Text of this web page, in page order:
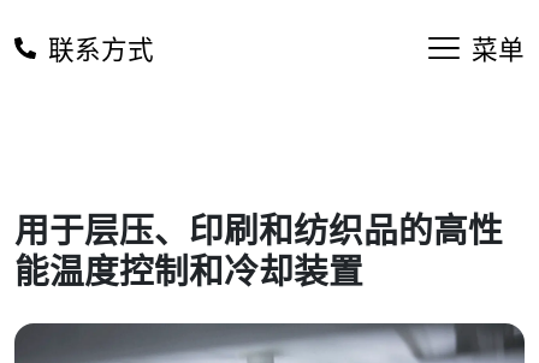
联系方式 菜单
用于层压、印刷和纺织品的高性
能温度控制和冷却装置